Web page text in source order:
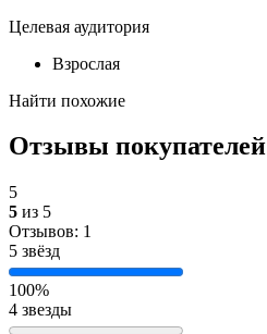
Целевая аудитория
Взрослая
Найти похожие
Отзывы покупателей
5
5 из 5
Отзывов: 1
5 звёзд
100%
4 звезды